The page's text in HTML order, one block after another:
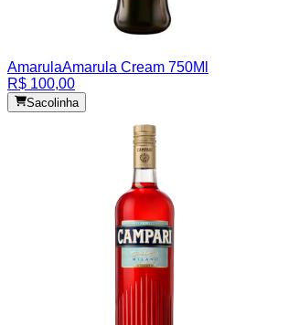
AmarulaAmarula Cream 750Ml
R$ 100,00
Sacolinha